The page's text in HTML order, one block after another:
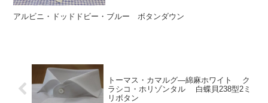
アルビニ・ドッドドビー・ブルー ボタンダウン
トーマス・カマルグ―綿麻ホワイト ク
ラシコ・ホリゾンタル 白蝶貝238型2ミ
リボタン